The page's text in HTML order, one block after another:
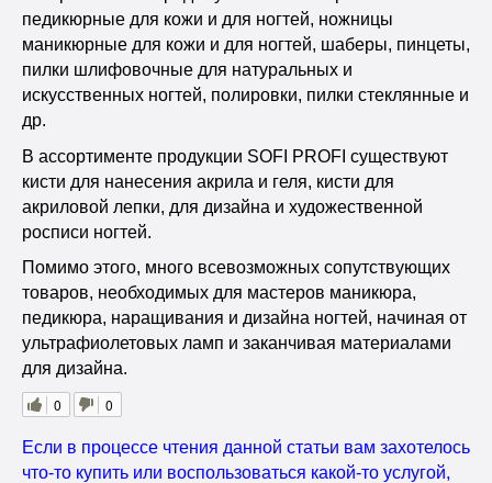
педикюрные для кожи и для ногтей, ножницы
маникюрные для кожи и для ногтей, шаберы, пинцеты,
пилки шлифовочные для натуральных и
искусственных ногтей, полировки, пилки стеклянные и
др.
В ассортименте продукции SOFI PROFI существуют
кисти для нанесения акрила и геля, кисти для
акриловой лепки, для дизайна и художественной
росписи ногтей.
Помимо этого, много всевозможных сопутствующих
товаров, необходимых для мастеров маникюра,
педикюра, наращивания и дизайна ногтей, начиная от
ультрафиолетовых ламп и заканчивая материалами
для дизайна.
0
0
Если в процессе чтения данной статьи вам захотелось
что-то купить или воспользоваться какой-то услугой,